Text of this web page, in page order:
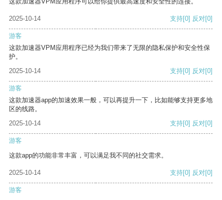
2025-10-14 支持[0] 反对[0]
游客
这款加速器VPM应用程序已经为我们带来了无限的隐私保护和安全性保
护。
2025-10-14
支持[0] 反对[0]
游客
这款加速器app的加速效果一般，可以再提升一下，比如能够支持更多地
区的线路。
2025-10-14
支持[0] 反对[0]
游客
这款app的功能非常丰富，可以满足我不同的社交需求。
2025-10-14 支持[0] 反对[0]
游客